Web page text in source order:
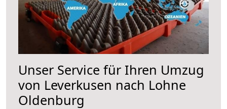
Unser Service für Ihren Umzug
von Leverkusen nach Lohne
Oldenburg